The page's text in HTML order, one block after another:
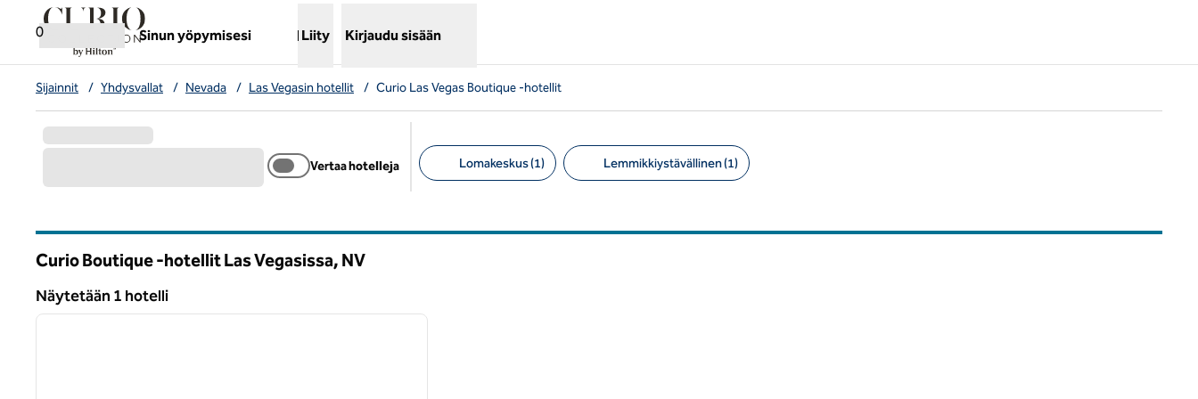
Siirry sisältöön
0
Sinun yöpymisesi
,avaa uuden välilehden
Liity Kirjaudu sisään
Sijainnit / Yhdysvallat / Nevada / Las Vegasin hotellit / Curio Las Vegas Boutique -hotellit
Vertaa hotelleja Lomakeskus (1) Lemmikkiystävällinen (1)
Curio Boutique -hotellit Las Vegasissa, NV
Näytetään 1 hotelli
Näytetään 1 hotelli
1/12
seuraava kuva